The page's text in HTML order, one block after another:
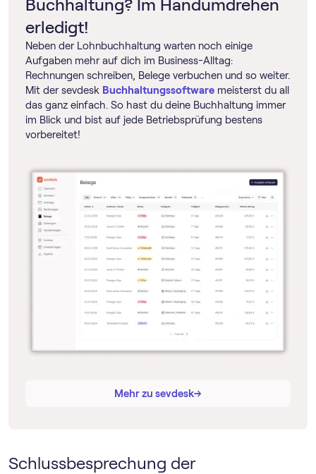
Buchhaltung? Im Handumdrehen
erledigt!
Neben der Lohnbuchhaltung warten noch einige
Aufgaben mehr auf dich im Business-Alltag:
Rechnungen schreiben, Belege verbuchen und so weiter.
Mit der sevdesk Buch­haltungs­software meisterst du all
das ganz einfach. So hast du deine Buchhaltung immer
im Blick und bist auf jede Betriebsprüfung bestens
vorbereitet!
Mehr zu sevdesk→
→
Schlussbesprechung der